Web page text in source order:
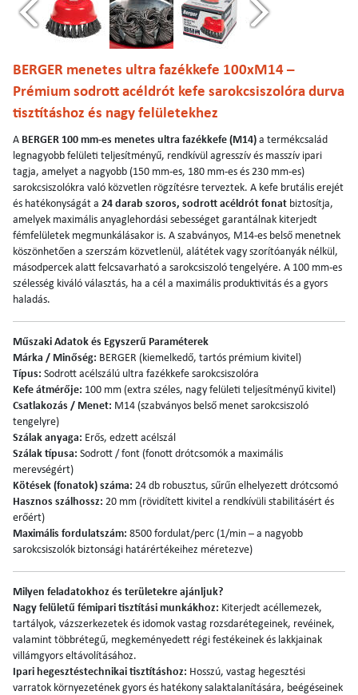
BERGER menetes ultra fazékkefe 100xM14 –
Prémium sodrott acéldrót kefe sarokcsiszolóra durva
tisztításhoz és nagy felületekhez
A BERGER 100 mm-es menetes ultra fazékkefe (M14) a termékcsalád
legnagyobb felületi teljesítményű, rendkívül agresszív és masszív ipari
tagja, amelyet a nagyobb (150 mm-es, 180 mm-es és 230 mm-es)
sarokcsiszolókra való közvetlen rögzítésre terveztek. A kefe brutális erejét
és hatékonyságát a 24 darab szoros, sodrott acéldrót fonat biztosítja,
amelyek maximális anyaglehordási sebességet garantálnak kiterjedt
fémfelületek megmunkálásakor is. A szabványos, M14-es belső menetnek
köszönhetően a szerszám közvetlenül, alátétek vagy szorítóanyák nélkül,
másodpercek alatt felcsavarható a sarokcsiszoló tengelyére. A 100 mm-es
szélesség kiváló választás, ha a cél a maximális produktivitás és a gyors
haladás.
Műszaki Adatok és Egyszerű Paraméterek
Márka / Minőség: BERGER (kiemelkedő, tartós prémium kivitel)
Típus: Sodrott acélszálú ultra fazékkefe sarokcsiszolóra
Kefe átmérője: 100 mm (extra széles, nagy felületi teljesítményű kivitel)
Csatlakozás / Menet: M14 (szabványos belső menet sarokcsiszoló
tengelyre)
Szálak anyaga: Erős, edzett acélszál
Szálak típusa: Sodrott / font (fonott drótcsomók a maximális
merevségért)
Kötések (fonatok) száma: 24 db robusztus, sűrűn elhelyezett drótcsomó
Hasznos szálhossz: 20 mm (rövidített kivitel a rendkívüli stabilitásért és
erőért)
Maximális fordulatszám: 8500 fordulat/perc (1/min – a nagyobb
sarokcsiszolók biztonsági határértékeihez méretezve)
Milyen feladatokhoz és területekre ajánljuk?
Nagy felületű fémipari tisztítási munkákhoz: Kiterjedt acéllemezek,
tartályok, vázszerkezetek és idomok vastag rozsdarétegeinek, revéinek,
valamint többrétegű, megkeményedett régi festékeinek és lakkjainak
villámgyors eltávolításához.
Ipari hegesztéstechnikai tisztításhoz: Hosszú, vastag hegesztési
varratok környezetének gyors és hatékony salaktalanítására, beégéseinek